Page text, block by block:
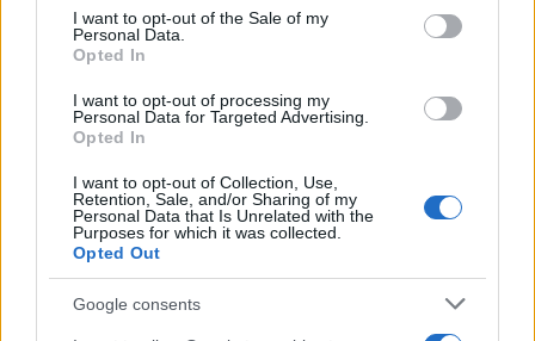
consent section.
I want to opt-out of the Sale of my
Personal Data.
Opted In
I want to opt-out of processing my
Personal Data for Targeted Advertising.
Opted In
I want to opt-out of Collection, Use,
Retention, Sale, and/or Sharing of my
Personal Data that Is Unrelated with the
Purposes for which it was collected.
Opted Out
Google consents